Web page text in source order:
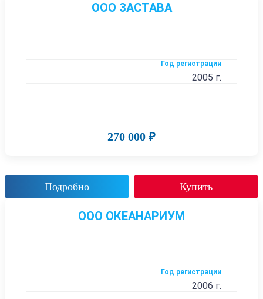
ООО ЗАСТАВА
Год регистрации
2005 г.
270 000 ₽
Подробно Купить
ООО ОКЕАНАРИУМ
Год регистрации
2006 г.